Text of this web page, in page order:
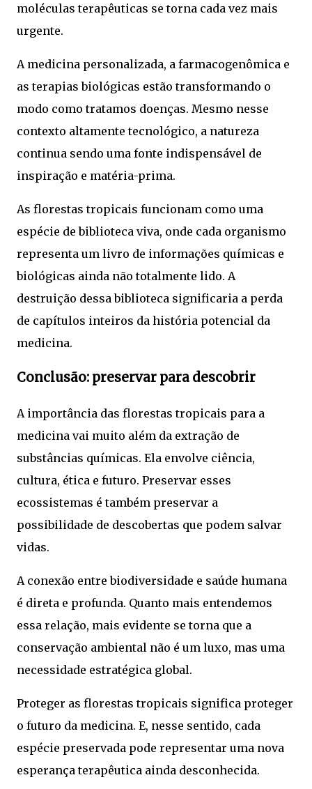
moléculas terapêuticas se torna cada vez mais
urgente.
A medicina personalizada, a farmacogenômica e
as terapias biológicas estão transformando o
modo como tratamos doenças. Mesmo nesse
contexto altamente tecnológico, a natureza
continua sendo uma fonte indispensável de
inspiração e matéria-prima.
As florestas tropicais funcionam como uma
espécie de biblioteca viva, onde cada organismo
representa um livro de informações químicas e
biológicas ainda não totalmente lido. A
destruição dessa biblioteca significaria a perda
de capítulos inteiros da história potencial da
medicina.
Conclusão: preservar para descobrir
A importância das florestas tropicais para a
medicina vai muito além da extração de
substâncias químicas. Ela envolve ciência,
cultura, ética e futuro. Preservar esses
ecossistemas é também preservar a
possibilidade de descobertas que podem salvar
vidas.
A conexão entre biodiversidade e saúde humana
é direta e profunda. Quanto mais entendemos
essa relação, mais evidente se torna que a
conservação ambiental não é um luxo, mas uma
necessidade estratégica global.
Proteger as florestas tropicais significa proteger
o futuro da medicina. E, nesse sentido, cada
espécie preservada pode representar uma nova
esperança terapêutica ainda desconhecida.